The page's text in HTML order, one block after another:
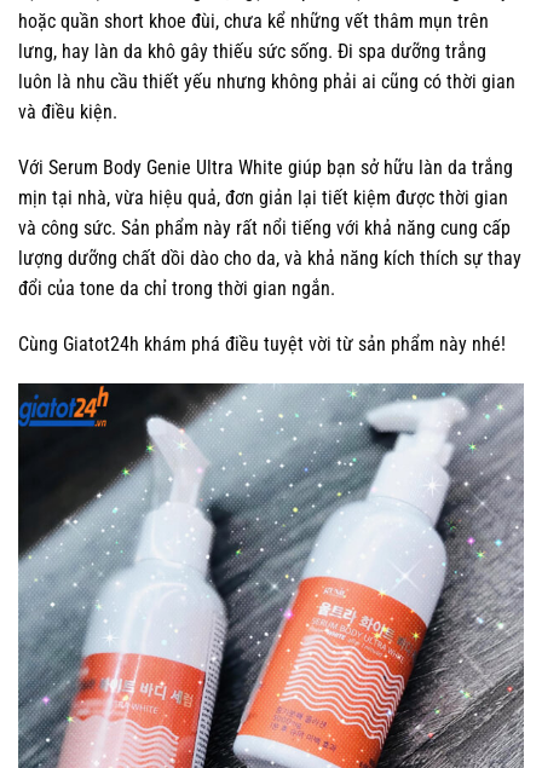
hoặc quần short khoe đùi, chưa kể những vết thâm mụn trên
lưng, hay làn da khô gây thiếu sức sống. Đi spa dưỡng trắng
luôn là nhu cầu thiết yếu nhưng không phải ai cũng có thời gian
và điều kiện.
Với Serum Body Genie Ultra White giúp bạn sở hữu làn da trắng
mịn tại nhà, vừa hiệu quả, đơn giản lại tiết kiệm được thời gian
và công sức. Sản phẩm này rất nổi tiếng với khả năng cung cấp
lượng dưỡng chất dồi dào cho da, và khả năng kích thích sự thay
đổi của tone da chỉ trong thời gian ngắn.
Cùng Giatot24h khám phá điều tuyệt vời từ sản phẩm này nhé!